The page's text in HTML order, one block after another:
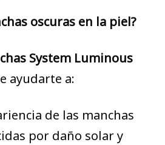
oscuras en la piel?
System Luminous
ayudarte a:
de las manchas
por daño solar y